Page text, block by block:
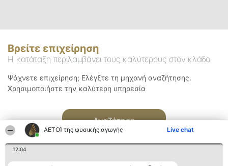
ΑΕΤΟΊ της φυσικής αγωγής Live chat
12:04
Βρείτε επιχείρηση
Η κατάταξη περιλαμβάνει τους καλύτερους στον κλάδο
Ψάχνετε επιχείρηση; Ελέγξτε τη μηχανή αναζήτησης.
Χρησιμοποιήστε την καλύτερη υπηρεσία
Αναζήτηση